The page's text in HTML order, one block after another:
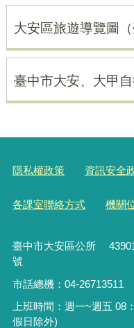
大安區旅遊導覽圖
臺中市大安、大甲
隱私權政策 資訊安全
各課室聯絡方式 機關
臺中市大安區公所
號
市話總機：04-26713511
上班時間：週一~週五 08
假日除外)